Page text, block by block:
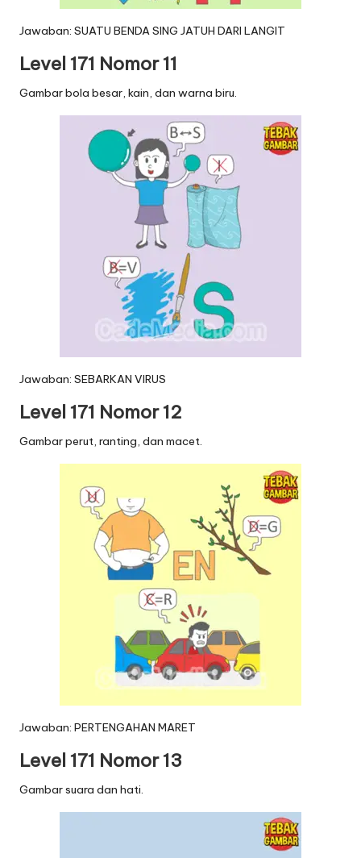
Jawaban: SUATU BENDA SING JATUH DARI LANGIT
Level 171 Nomor 11
Gambar bola besar, kain, dan warna biru.
Jawaban: SEBARKAN VIRUS
Level 171 Nomor 12
Gambar perut, ranting, dan macet.
Jawaban: PERTENGAHAN MARET
Level 171 Nomor 13
Gambar suara dan hati.